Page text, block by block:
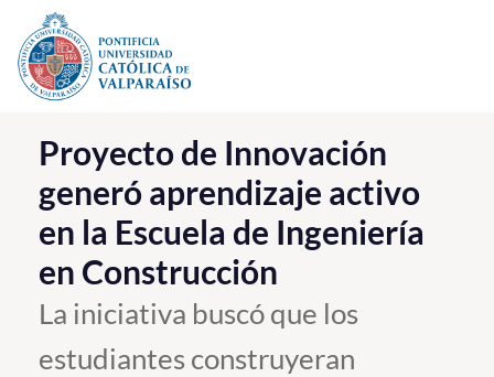
Click acá para ir directamente al contenido
La Universidad
Investigación, Creación e Innovación
PUCV Internacional
Vinculación con el Medio
Admisión
Proyecto de Innovación
generó aprendizaje activo
en la Escuela de Ingeniería
en Construcción
La iniciativa buscó que los
estudiantes construyeran